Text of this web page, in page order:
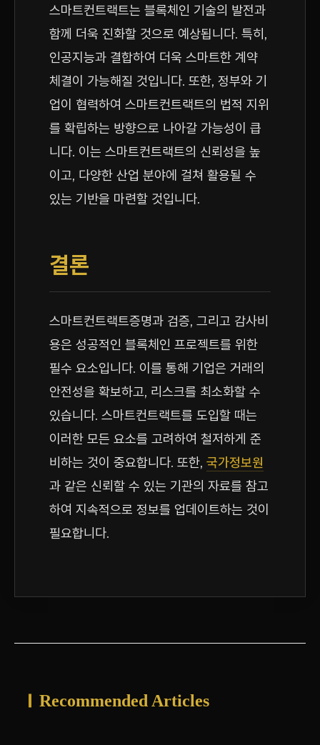
스마트컨트랙트는 블록체인 기술의 발전과
함께 더욱 진화할 것으로 예상됩니다. 특히,
인공지능과 결합하여 더욱 스마트한 계약
체결이 가능해질 것입니다. 또한, 정부와 기
업이 협력하여 스마트컨트랙트의 법적 지위
를 확립하는 방향으로 나아갈 가능성이 큽
니다. 이는 스마트컨트랙트의 신뢰성을 높
이고, 다양한 산업 분야에 걸쳐 활용될 수
있는 기반을 마련할 것입니다.
결론
스마트컨트랙트증명과 검증, 그리고 감사비
용은 성공적인 블록체인 프로젝트를 위한
필수 요소입니다. 이를 통해 기업은 거래의
안전성을 확보하고, 리스크를 최소화할 수
있습니다. 스마트컨트랙트를 도입할 때는
이러한 모든 요소를 고려하여 철저하게 준
비하는 것이 중요합니다. 또한, 국가정보원
과 같은 신뢰할 수 있는 기관의 자료를 참고
하여 지속적으로 정보를 업데이트하는 것이
필요합니다.
Recommended Articles